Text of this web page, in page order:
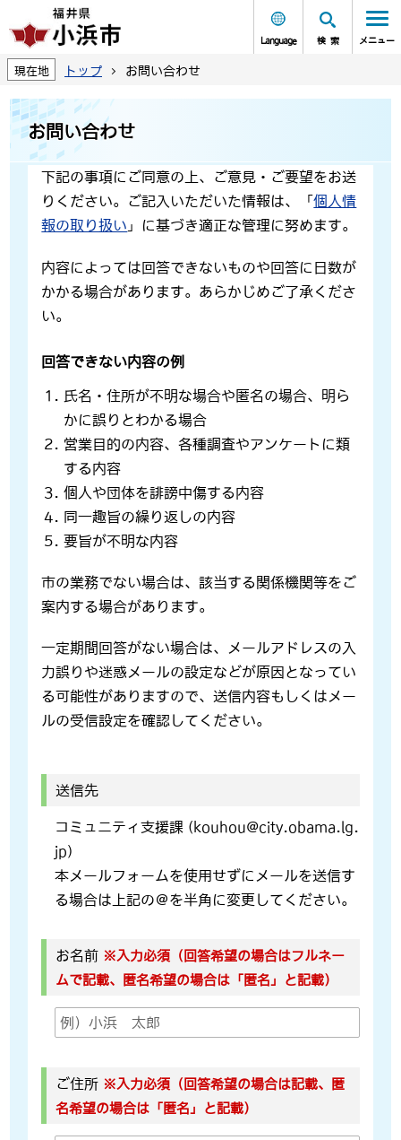
Language 検索 メニュー
現在地 トップ お問い合わせ
お問い合わせ
下記の事項にご同意の上、ご意見・ご要望をお送
りください。ご記入いただいた情報は、「個人情
報の取り扱い 」に基づき適正な管理に努めます。
内容によっては回答できないものや回答に日数が
かかる場合があります。あらかじめご了承くださ
い。
回答できない内容の例
氏名・住所が不明な場合や匿名の場合、明ら
かに誤りとわかる場合
営業目的の内容、各種調査やアンケートに類
する内容
個人や団体を誹謗中傷する内容
同一趣旨の繰り返しの内容
要旨が不明な内容
市の業務でない場合は、該当する関係機関等をご
案内する場合があります。
一定期間回答がない場合は、メールアドレスの入
力誤りや迷惑メールの設定などが原因となってい
る可能性がありますので、送信内容もしくはメー
ルの受信設定を確認してください。
送信先
コミュニティ支援課 (kouhou@city.obama.lg.
jp)
本メールフォームを使用せずにメールを送信す
る場合は上記の＠を半角に変更してください。
お名前 ※入力必須（回答希望の場合はフルネー
ムで記載、匿名希望の場合は「匿名」と記載）
ご住所 ※入力必須（回答希望の場合は記載、匿
名希望の場合は「匿名」と記載）